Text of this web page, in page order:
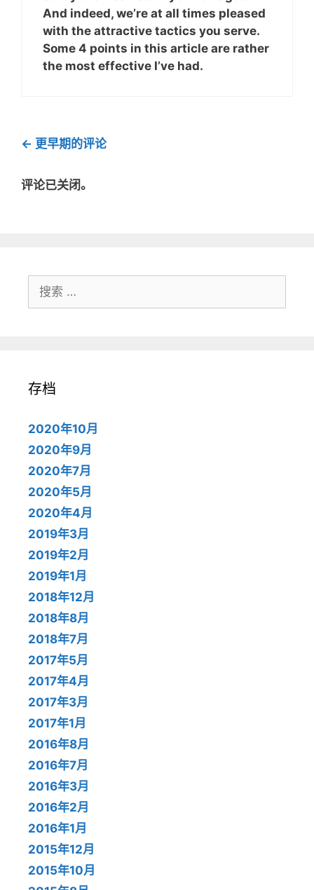
And indeed, we’re at all times pleased
with the attractive tactics you serve.
Some 4 points in this article are rather
the most effective I’ve had.
评
导
← 更早期的评论
评论已关闭。
索：
存档
2020年10月
2020年9月
2020年7月
2020年5月
2020年4月
2019年3月
2019年2月
2019年1月
2018年12月
2018年8月
2018年7月
2017年5月
2017年4月
2017年3月
2017年1月
2016年8月
2016年7月
2016年3月
2016年2月
2016年1月
2015年12月
2015年10月